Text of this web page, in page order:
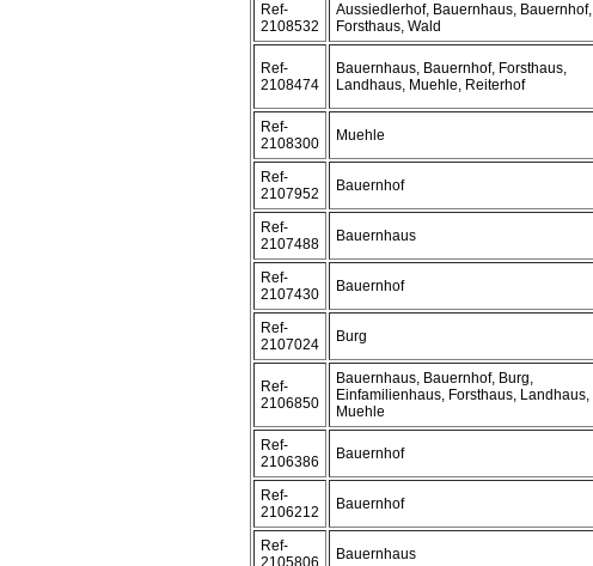
Ref-
2108532
Aussiedlerhof, Bauernhaus, Bauernhof,
Forsthaus, Wald
Ref-
2108474
Bauernhaus, Bauernhof, Forsthaus,
Landhaus, Muehle, Reiterhof
Ref-
2108300
Muehle
Ref-
2107952
Bauernhof
Ref-
2107488
Bauernhaus
Ref-
2107430
Bauernhof
Ref-
2107024
Burg
Ref-
2106850
Bauernhaus, Bauernhof, Burg,
Einfamilienhaus, Forsthaus, Landhaus,
Muehle
Ref-
2106386
Bauernhof
Ref-
2106212
Bauernhof
Ref-
2105806
Bauernhaus